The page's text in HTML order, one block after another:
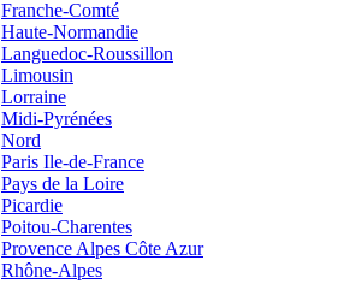
Franche-Comté
Haute-Normandie
Languedoc-Roussillon
Limousin
Lorraine
Midi-Pyrénées
Nord
Paris Ile-de-France
Pays de la Loire
Picardie
Poitou-Charentes
Provence Alpes Côte Azur
Rhône-Alpes